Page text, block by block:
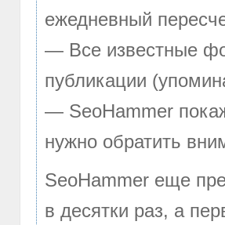
ежедневный
— Все известные
публикации
— SeoHammer
нужно обратить
SeoHammer еще
в десятки раз, а